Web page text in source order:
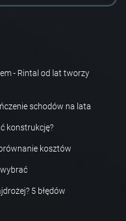
- Rintal od lat tworzy
schodów na lata
konstrukcję?
kosztów
5 błędów